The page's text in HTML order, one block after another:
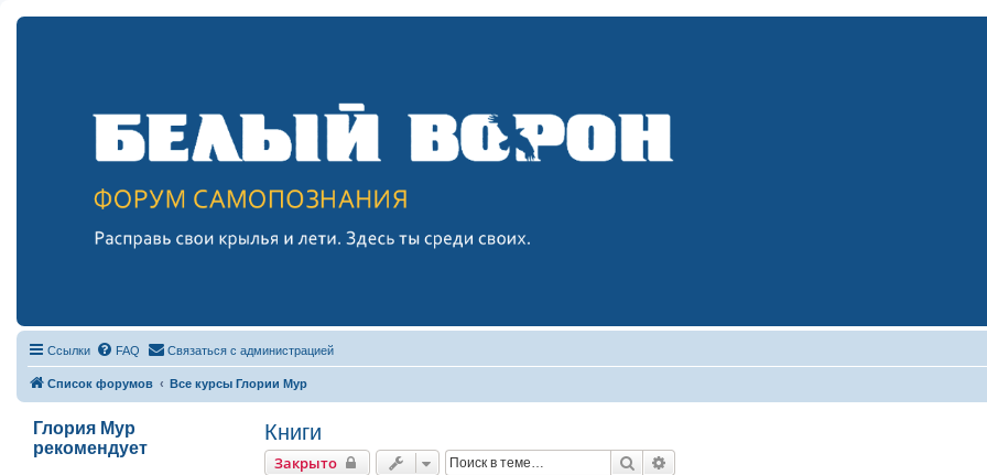
Ссылки FAQ Связаться с администрацией
Список форумов Все курсы Глории Мур
Глория Мур
рекомендует
Книги
Закрыто Поиск